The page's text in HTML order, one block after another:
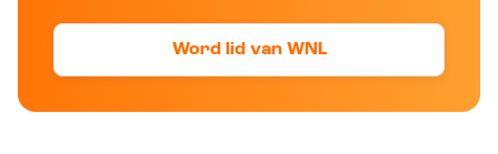
Word lid van WNL